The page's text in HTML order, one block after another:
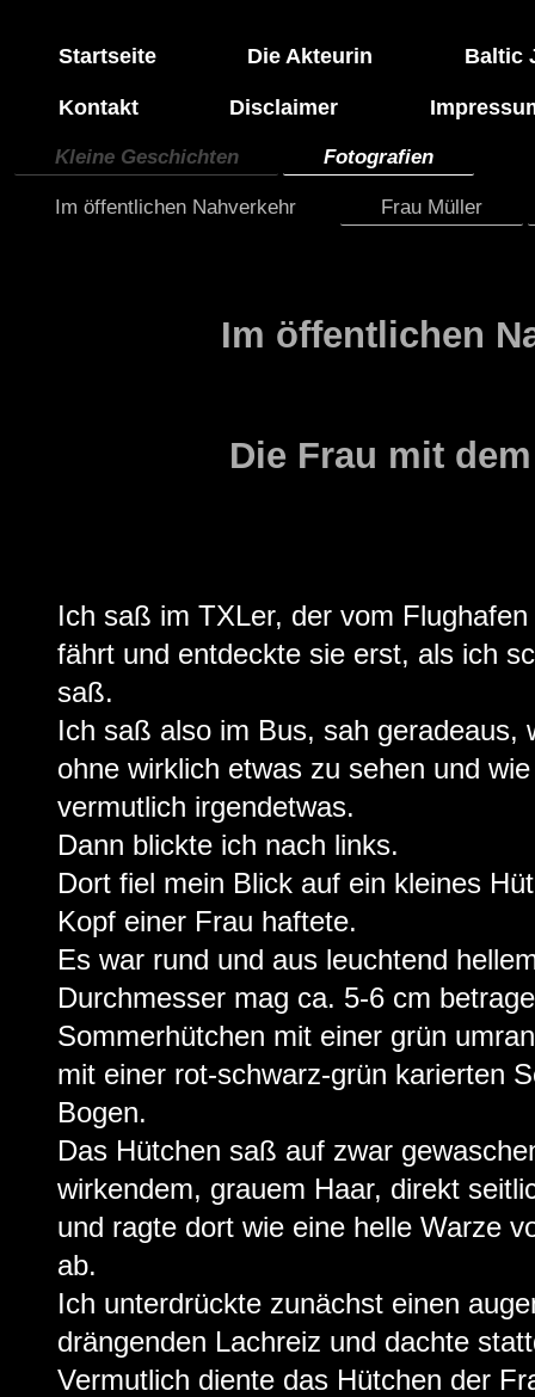
Startseite Die Akteurin Baltic
Kontakt Disclaimer
Kleine Geschichten Fotografien
Im öffentlichen Nahverkehr Frau Müller
Im öffentlichen
Die Frau mit
Ich saß im TXLer, der vom
fährt und entdeckte sie erst, als ich
saß.
Ich saß also im Bus, sah geradeaus,
ohne wirklich etwas zu sehen und
vermutlich irgendetwas.
Dann blickte ich nach links.
Dort fiel mein Blick auf ein kleines
Kopf einer Frau haftete.
Es war rund und aus leuchtend
Durchmesser mag ca. 5-6 cm
Sommerhütchen mit einer grün
mit einer rot-schwarz-grün karierten
Bogen.
Das Hütchen saß auf zwar
wirkendem, grauem Haar, direkt
und ragte dort wie eine helle Warze
ab.
Ich unterdrückte zunächst einen
drängenden Lachreiz und dachte
Vermutlich diente das Hütchen der